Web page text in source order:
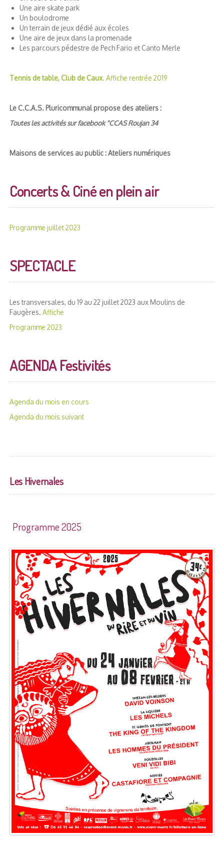
Une aire skate park
Un boulodrome
Un terrain de jeux dédié aux écoles
Une aire de jeux dans la promenade
Les parcours pédestre de Pech Fario et Canto Merle
Tennis de table, Club de Caux. Affiche rentrée 2019
Le C.C.A.S. Pluricommunal propose des ateliers :
Toutes les activités sur facebook "CCAS Roujan 34
Maisons de services au public : Ateliers numériques
Concerts & Ciné en plein air
Programme juillet 2023
SPECTACLE
Les transversales, du 19 au 22 juillet 2023 aux Moulins de
Faugères. Affiche
Programme 2023
AGENDA Festivités
Agenda du mois en cours
Agenda du mois suivant
Les Hivernales
Programme 2025